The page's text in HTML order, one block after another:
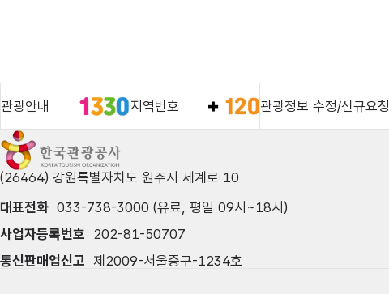
관광안내 지역번호 관광정보 수정/신규요청
(26464) 강원특별자치도 원주시 세계로 10
대표전화 033-738-3000 (유료, 평일 09시~18시)
사업자등록번호 202-81-50707
통신판매업신고 제2009-서울중구-1234호